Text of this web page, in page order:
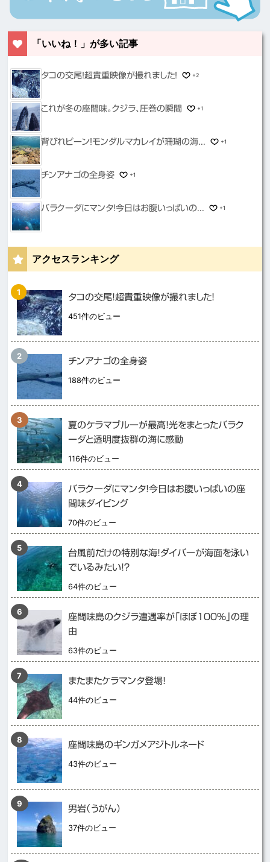
「いいね！」が多い記事
タコの交尾！超貴重映像が撮れました！ +2
これが冬の座間味。クジラ、圧巻の瞬間 +1
背びれピーン！モンダルマカレイが珊瑚の海... +1
チンアナゴの全身姿 +1
バラクーダにマンタ！今日はお腹いっぱいの... +1
アクセスランキング
タコの交尾！超貴重映像が撮れました！
451件のビュー
チンアナゴの全身姿
188件のビュー
夏のケラマブルーが最高！光をまとったバラク
ーダと透明度抜群の海に感動
116件のビュー
バラクーダにマンタ！今日はお腹いっぱいの座
間味ダイビング
70件のビュー
台風前だけの特別な海！ダイバーが海面を泳い
でいるみたい！？
64件のビュー
座間味島のクジラ遭遇率が「ほぼ１００％」の理
由
63件のビュー
またまたケラマンタ登場！
44件のビュー
座間味島のギンガメアジトルネード
43件のビュー
男岩（うがん）
37件のビュー